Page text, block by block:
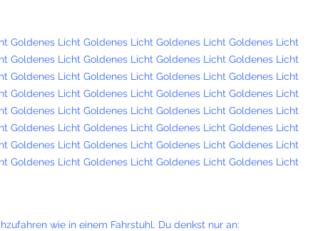
Goldenes Licht Goldenes Licht Goldenes Licht Goldenes Licht
Goldenes Licht Goldenes Licht Goldenes Licht Goldenes Licht
Goldenes Licht Goldenes Licht Goldenes Licht Goldenes Licht
Goldenes Licht Goldenes Licht Goldenes Licht Goldenes Licht
Goldenes Licht Goldenes Licht Goldenes Licht Goldenes Licht
Goldenes Licht Goldenes Licht Goldenes Licht Goldenes Licht
Goldenes Licht Goldenes Licht Goldenes Licht Goldenes Licht
Goldenes Licht Goldenes Licht Goldenes Licht Goldenes Licht
wie in einem Fahrstuhl. Du denkst nur an: